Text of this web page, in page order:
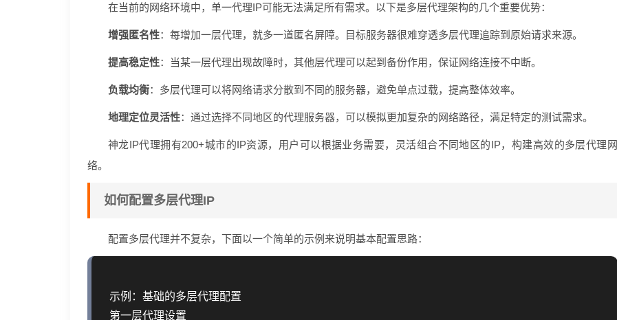
在当前的网络环境中，单一代理IP可能无法满足所有需求。以下是多层代理架构的几个重要优势：
增强匿名性：每增加一层代理，就多一道匿名屏障。目标服务器很难穿透多层代理追踪到原始请求来源。
提高稳定性：当某一层代理出现故障时，其他层代理可以起到备份作用，保证网络连接不中断。
负载均衡：多层代理可以将网络请求分散到不同的服务器，避免单点过载，提高整体效率。
地理定位灵活性：通过选择不同地区的代理服务器，可以模拟更加复杂的网络路径，满足特定的测试需求。
神龙IP代理拥有200+城市的IP资源，用户可以根据业务需要，灵活组合不同地区的IP，构建高效的多层代理网
络。
如何配置多层代理IP
配置多层代理并不复杂，下面以一个简单的示例来说明基本配置思路：
示例：基础的多层代理配置
第一层代理设置